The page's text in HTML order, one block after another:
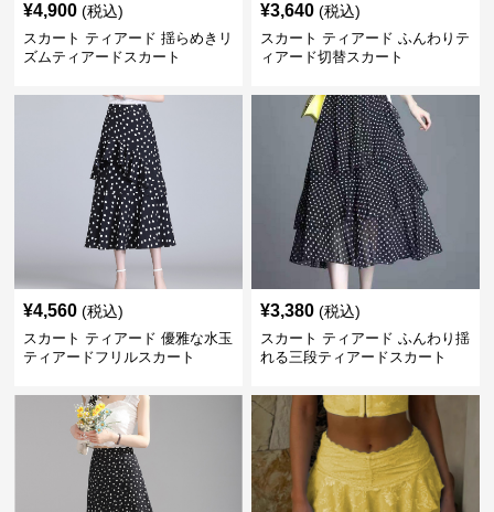
¥4,900 (税込)
スカート ティアード 揺らめきリ
ズムティアードスカート
¥3,640 (税込)
スカート ティアード ふんわりテ
ィアード切替スカート
¥4,560 (税込)
スカート ティアード 優雅な水玉
ティアードフリルスカート
¥3,380 (税込)
スカート ティアード ふんわり揺
れる三段ティアードスカート